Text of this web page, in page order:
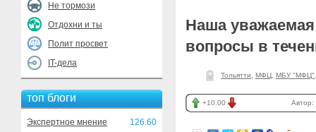
Не тормози
Отдохни и ты
Полит просвет
IT-дела
топ блоги
Экспертное мнение
126.60
Наша уважаемая
вопросы в
Тольятти МФЦ МБУ "МФЦ"
+10.00 Автор: